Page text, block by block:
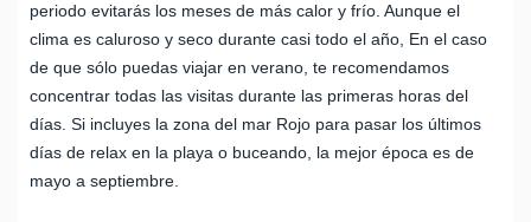
periodo evitarás los meses de más calor y frío. Aunque el
clima es caluroso y seco durante casi todo el año, En el caso
de que sólo puedas viajar en verano, te recomendamos
concentrar todas las visitas durante las primeras horas del
días. Si incluyes la zona del mar Rojo para pasar los últimos
días de relax en la playa o buceando, la mejor época es de
mayo a septiembre.